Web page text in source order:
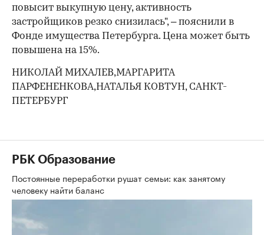
повысит выкупную цену, активность
застройщиков резко снизилась", – пояснили в
Фонде имущества Петербурга. Цена может быть
повышена на 15%.
НИКОЛАЙ МИХАЛЕВ,МАРГАРИТА
ПАРФЕНЕНКОВА,НАТАЛЬЯ КОВТУН, САНКТ-
ПЕТЕРБУРГ
РБК Образование
Постоянные переработки рушат семьи: как занятому
человеку найти баланс